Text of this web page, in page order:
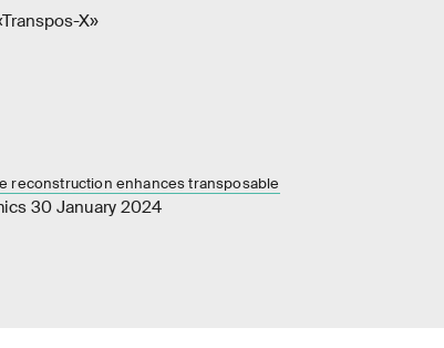
X»
reconstruction enhances transposable
30 January 2024